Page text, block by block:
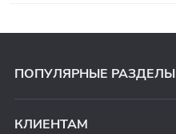
ПОПУЛЯРНЫЕ РАЗДЕЛЫ
КЛИЕНТАМ